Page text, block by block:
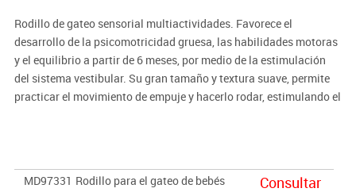
Rodillo de gateo sensorial multiactividades. Favorece el
desarrollo de la psicomotricidad gruesa, las habilidades motoras
y el equilibrio a partir de 6 meses, por medio de la estimulación
del sistema vestibular. Su gran tamaño y textura suave, permite
practicar el movimiento de empuje y hacerlo rodar, estimulando el
espejo de seguridad y un cascabel interior, ideales para favorecer
la exploración y el aprendizaje a través de la emoción.
MD97331 Rodillo para el gateo de bebés
Consultar